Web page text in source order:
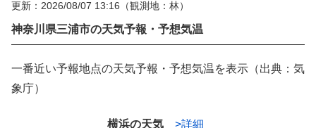
更新：2026/08/07 13:16 （観測地：林）
神奈川県三浦市の天気予報・予想気温
一番近い予報地点の天気予報・予想気温を表示（出典：気
象庁）
横浜の天気
>詳細